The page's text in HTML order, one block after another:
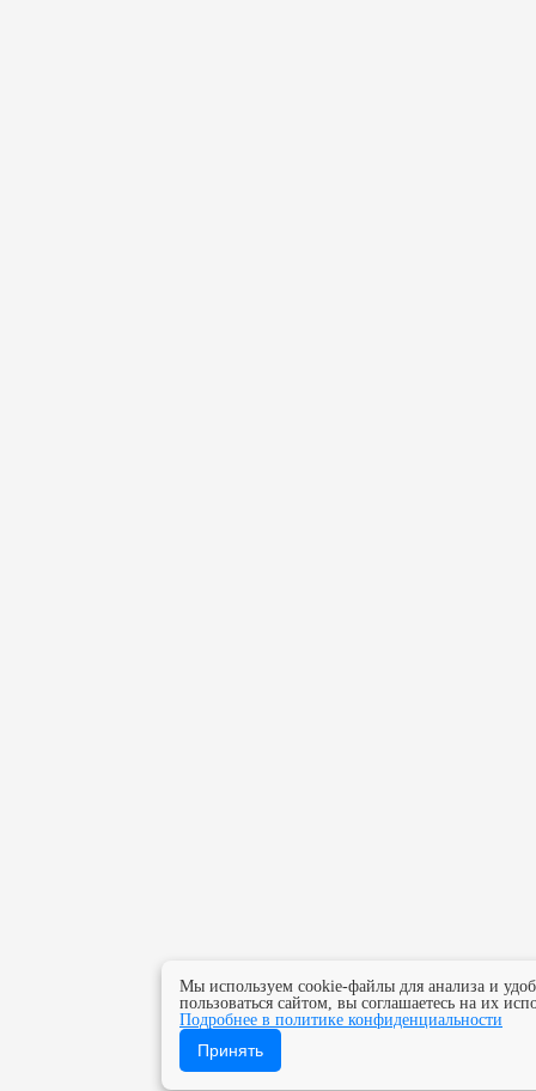
Мы используем cookie-файлы для анализа и
пользоваться сайтом, вы соглашаетесь на их
Подробнее в политике конфиденциальности
Принять